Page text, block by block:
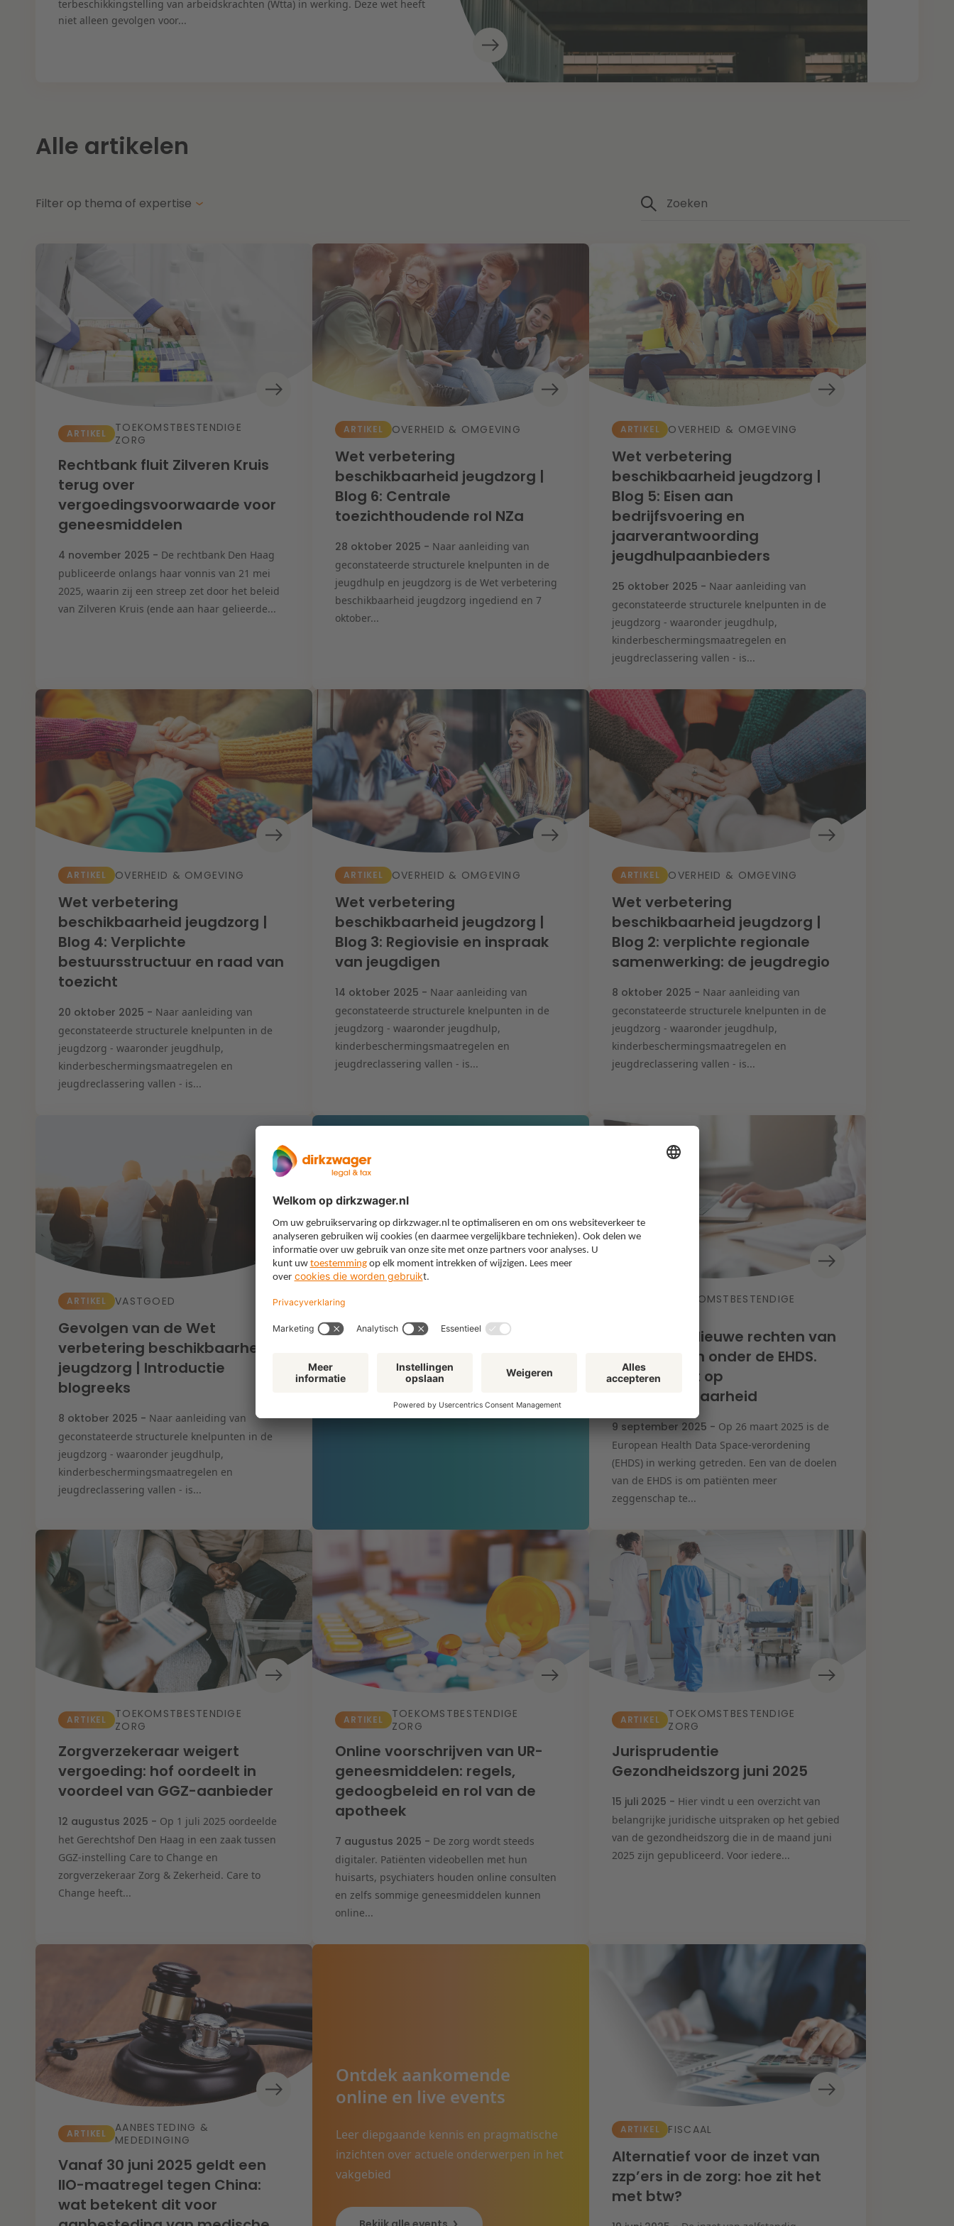
terbeschikkingstelling van arbeidskrachten (Wtta) in werking. Deze wet heeft
niet alleen gevolgen voor...
Alle artikelen
Filter op thema of expertise
Thema's
Energietransitie
Kansen en uitdagingen in de woningbouw
Toekomstbestendige zorg
Wendbare onderneming
Expertises
Aanbesteding & Mededinging
Aansprakelijkheid & Verzekering
Arbeid & Pensioen
Banking & Finance
Corporate & M&A
De veerkrachtige onderneming
Herstructurering & Insolventie
IE & Innovatie
Litigation
Onderwijs
Overheid & Omgeving
Vastgoed
Zorg & Sociaal domein
ARTIKEL
TOEKOMSTBESTENDIGE
ZORG
Rechtbank fluit Zilveren Kruis
terug over
vergoedingsvoorwaarde voor
geneesmiddelen
4 november 2025 - De rechtbank Den Haag
publiceerde onlangs haar vonnis van 21 mei
2025, waarin zij een streep zet door het beleid
van Zilveren Kruis (ende aan haar gelieerde...
ARTIKEL OVERHEID & OMGEVING
Wet verbetering
beschikbaarheid jeugdzorg |
Blog 6: Centrale
toezichthoudende rol NZa
28 oktober 2025 - Naar aanleiding van
geconstateerde structurele knelpunten in de
jeugdhulp en jeugdzorg is de Wet verbetering
beschikbaarheid jeugdzorg ingediend en 7
oktober...
ARTIKEL OVERHEID & OMGEVING
Wet verbetering
beschikbaarheid jeugdzorg |
Blog 5: Eisen aan
bedrijfsvoering en
jaarverantwoording
jeugdhulpaanbieders
25 oktober 2025 - Naar aanleiding van
geconstateerde structurele knelpunten in de
jeugdzorg - waaronder jeugdhulp,
kinderbeschermingsmaatregelen en
jeugdreclassering vallen - is...
ARTIKEL OVERHEID & OMGEVING
Wet verbetering
beschikbaarheid jeugdzorg |
Blog 4: Verplichte
bestuursstructuur en raad van
toezicht
20 oktober 2025 - Naar aanleiding van
geconstateerde structurele knelpunten in de
jeugdzorg - waaronder jeugdhulp,
kinderbeschermingsmaatregelen en
jeugdreclassering vallen - is...
ARTIKEL OVERHEID & OMGEVING
Wet verbetering
beschikbaarheid jeugdzorg |
Blog 3: Regiovisie en inspraak
van jeugdigen
14 oktober 2025 - Naar aanleiding van
geconstateerde structurele knelpunten in de
jeugdzorg - waaronder jeugdhulp,
kinderbeschermingsmaatregelen en
jeugdreclassering vallen - is...
ARTIKEL OVERHEID & OMGEVING
Wet verbetering
beschikbaarheid jeugdzorg |
Blog 2: verplichte regionale
samenwerking: de jeugdregio
8 oktober 2025 - Naar aanleiding van
geconstateerde structurele knelpunten in de
jeugdzorg - waaronder jeugdhulp,
kinderbeschermingsmaatregelen en
jeugdreclassering vallen - is...
ARTIKEL VASTGOED
Gevolgen van de Wet
verbetering beschikbaarheid
jeugdzorg | Introductie
blogreeks
8 oktober 2025 - Naar aanleiding van
geconstateerde structurele knelpunten in de
jeugdzorg - waaronder jeugdhulp,
kinderbeschermingsmaatregelen en
jeugdreclassering vallen - is...
Op de hoogte in uw
interessegebied
Met onze themanieuwsbrief ontvangt u
belangrijke updates en ontwikkelingen
TOEKOMSTBESTENDIGE
Blogreeks: Nieuwe rechten van
betrokkenen onder de EHDS.
Deel II: recht op
overdraagbaarheid
9 september 2025 - Op 26 maart 2025 is de
European Health Data Space-verordening
(EHDS) in werking getreden. Een van de doelen
van de EHDS is om patiënten meer
zeggenschap te...
ARTIKEL
TOEKOMSTBESTENDIGE
ZORG
Zorgverzekeraar weigert
vergoeding: hof oordeelt in
voordeel van GGZ-aanbieder
12 augustus 2025 - Op 1 juli 2025 oordeelde
het Gerechtshof Den Haag in een zaak tussen
GGZ-instelling Care to Change en
zorgverzekeraar Zorg & Zekerheid. Care to
Change heeft...
ARTIKEL
TOEKOMSTBESTENDIGE
ZORG
Online voorschrijven van UR-
geneesmiddelen: regels,
gedoogbeleid en rol van de
apotheek
7 augustus 2025 - De zorg wordt steeds
digitaler. Patiënten videobellen met hun
huisarts, psychiaters houden online consulten
en zelfs sommige geneesmiddelen kunnen
online...
ARTIKEL
TOEKOMSTBESTENDIGE
ZORG
Jurisprudentie
Gezondheidszorg juni 2025
15 juli 2025 - Hier vindt u een overzicht van
belangrijke juridische uitspraken op het gebied
van de gezondheidszorg die in de maand juni
2025 zijn gepubliceerd. Voor iedere...
ARTIKEL
AANBESTEDING &
MEDEDINGING
Vanaf 30 juni 2025 geldt een
IIO-maatregel tegen China:
wat betekent dit voor
Ontdek aankomende
online en live events
Leer diepgaande kennis en pragmatische
inzichten over actuele onderwerpen in het
vakgebied
ARTIKEL FISCAAL
Alternatief voor de inzet van
zzp’ers in de zorg: hoe zit het
met btw?